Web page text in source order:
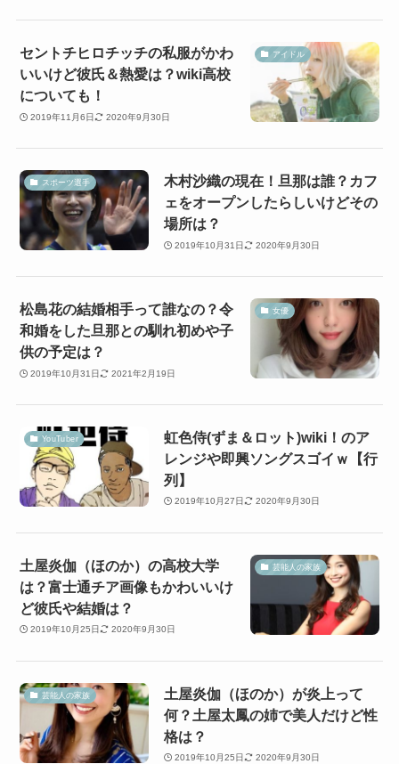
アイドル
セントチヒロチッチの私服がかわ
いいけど彼氏＆熱愛は？wiki高校
についても！
2019年11月6日 2020年9月30日
スポーツ選手
木村沙織の現在！旦那は誰？カフ
ェをオープンしたらしいけどその
場所は？
2019年10月31日 2020年9月30日
女優
松島花の結婚相手って誰なの？令
和婚をした旦那との馴れ初めや子
供の予定は？
2019年10月31日 2021年2月19日
YouTuber
虹色侍(ずま＆ロット)wiki！のア
レンジや即興ソングスゴイｗ【行
列】
2019年10月27日 2020年9月30日
芸能人の家族
土屋炎伽（ほのか）の高校大学
は？富士通チア画像もかわいいけ
ど彼氏や結婚は？
2019年10月25日 2020年9月30日
芸能人の家族
土屋炎伽（ほのか）が炎上って
何？土屋太鳳の姉で美人だけど性
格は？
2019年10月25日 2020年9月30日